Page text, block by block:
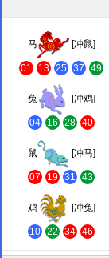
马 [冲鼠]
01 13 25 37 49
兔 [冲鸡]
04 16 28 40
鼠 [冲马]
07 19 31 43
鸡 [冲兔]
10 22 34 46